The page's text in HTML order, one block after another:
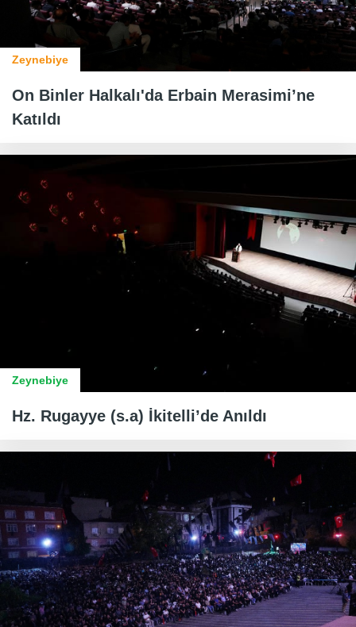
Zeynebiye
On Binler Halkalı'da Erbain Merasimi’ne
Katıldı
Zeynebiye
Hz. Rugayye (s.a) İkitelli’de Anıldı